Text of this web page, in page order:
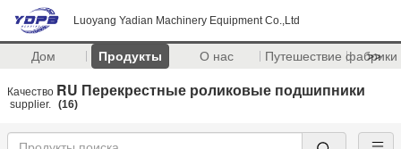
Luoyang Yadian Machinery Equipment Co.,Ltd
Дом Продукты О нас Путешествие фабрики
>>
Качество RU Перекрестные роликовые подшипники
supplier. (16)